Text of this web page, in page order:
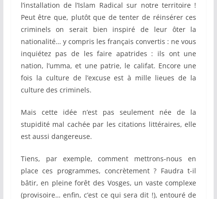
l’installation de l’Islam Radical sur notre territoire !
Peut être que, plutôt que de tenter de réinsérer ces
criminels on serait bien inspiré de leur ôter la
nationalité… y compris les français convertis : ne vous
inquiétez pas de les faire apatrides : ils ont une
nation, l’umma, et une patrie, le califat. Encore une
fois la culture de l’excuse est à mille lieues de la
culture des criminels.
Mais cette idée n’est pas seulement née de la
stupidité mal cachée par les citations littéraires, elle
est aussi dangereuse.
Tiens, par exemple, comment mettrons-nous en
place ces programmes, concrètement ? Faudra t-il
bâtir, en pleine forêt des Vosges, un vaste complexe
(provisoire… enfin, c’est ce qui sera dit !), entouré de